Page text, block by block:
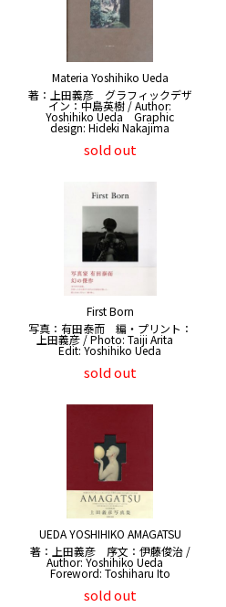
Materia Yoshihiko Ueda
著：上田義彦 グラフィックデザ
イン：中島英樹 / Author:
Yoshihiko Ueda Graphic
design: Hideki Nakajima
sold out
First Born
写真：有田泰而 編・プリント：
上田義彦 / Photo: Taiji Arita
Edit: Yoshihiko Ueda
sold out
UEDA YOSHIHIKO AMAGATSU
著：上田義彦 序文：伊藤俊治 /
Author: Yoshihiko Ueda
Foreword: Toshiharu Ito
sold out